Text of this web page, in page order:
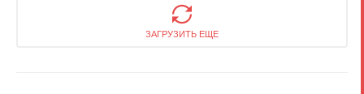
ЗАГРУЗИТЬ ЕЩЕ